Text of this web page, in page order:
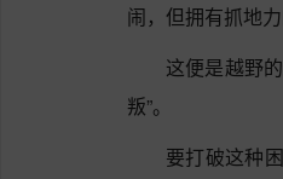
闹，但拥有抓地
这便是越野
叛”。
要打破这种